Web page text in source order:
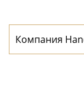
Компания
представить